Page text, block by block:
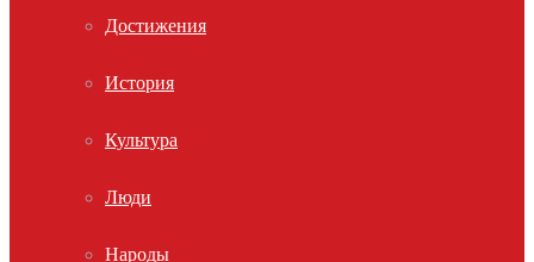
Достижения
История
Культура
Люди
Народы